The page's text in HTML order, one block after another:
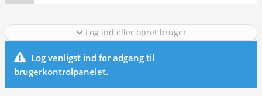
Log ind eller opret bruger
Log venligst ind for adgang til
brugerkontrolpanelet.